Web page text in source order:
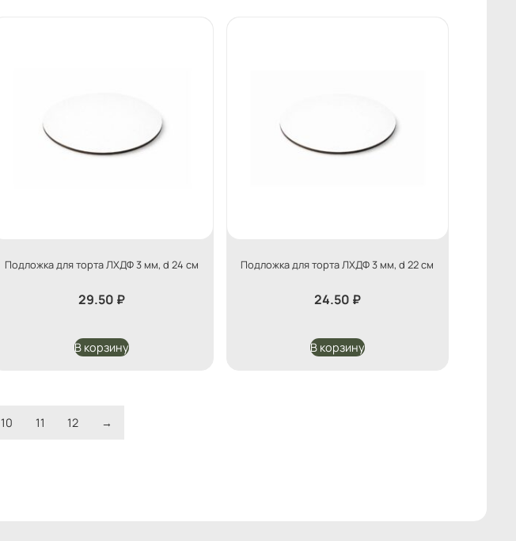
Подложка для торта ЛХДФ 3 мм, d 24 см
29.50 ₽
В корзину
Подложка для торта ЛХДФ 3 мм, d 22 см
24.50 ₽
В корзину
10 11 12 →